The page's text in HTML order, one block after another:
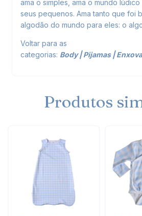
ama o simples, ama o mundo
seus pequenos. Ama tanto que foi
algodão do mundo para eles: o
Voltar para as
categorias: Body|Pijamas|
Produtos